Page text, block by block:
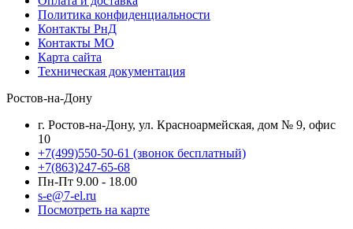
Политика конфиденциальности
Контакты РнД
Контакты МО
Карта сайта
Техническая документация
Ростов-на-Дону
г. Ростов-на-Дону, ул. Красноармейская, дом № 9, офис
10
+7(499)550-50-61 (звонок бесплатный)
+7(863)247-65-68
Пн-Пт 9.00 - 18.00
s-e@7-el.ru
Посмотреть на карте